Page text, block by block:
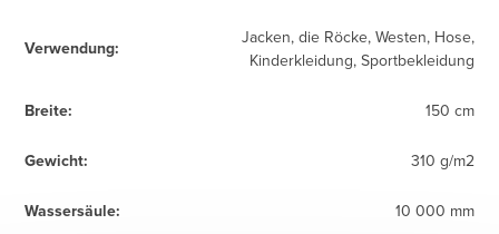
Verwendung:
Jacken, die Röcke, Westen, Hose,
Kinderkleidung, Sportbekleidung
Breite: 150 cm
Gewicht: 310 g/m2
Wassersäule: 10 000 mm